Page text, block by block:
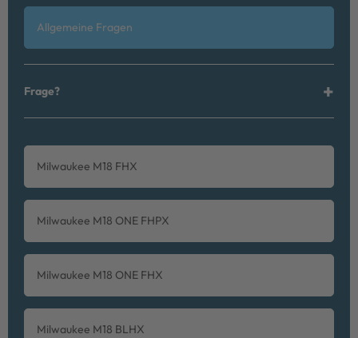
Allgemeine Fragen
Frage?
Milwaukee M18 FHX
Milwaukee M18 ONE FHPX
Milwaukee M18 ONE FHX
Milwaukee M18 BLHX